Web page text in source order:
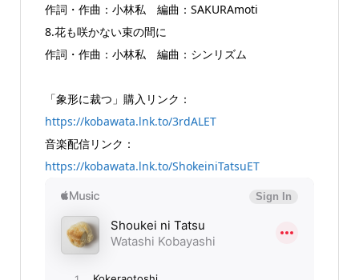
作詞・作曲：小林私 編曲：SAKURAmoti
8.花も咲かない束の間に
作詞・作曲：小林私 編曲：シンリズム
「象形に裁つ」購入リンク：
https://kobawata.lnk.to/3rdALET
音楽配信リンク：
https://kobawata.lnk.to/ShokeiniTatsuET